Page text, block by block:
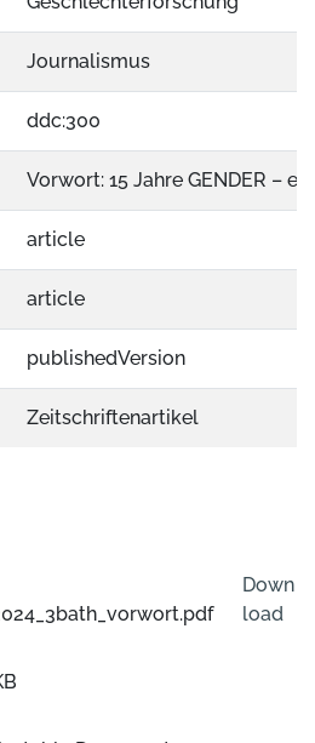
Journalismus
ddc:300
Vorwort: 15 Jahre GENDER –
article
article
publishedVersion
Zeitschriftenartikel
Down
load